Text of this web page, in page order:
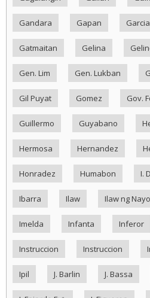
Gandara Gapan Garcia
Gatmaitan Gelina
Gen. Lim Gen. Lukban
Gil Puyat Gomez Gov.
Guillermo Guyabano
Hermosa Hernandez
Honradez Humabon I.
Ibarra Ilaw Ilaw ng
Imelda Infanta Inferor
Instruccion Instruccion
Ipil J. Barlin J. Bassa